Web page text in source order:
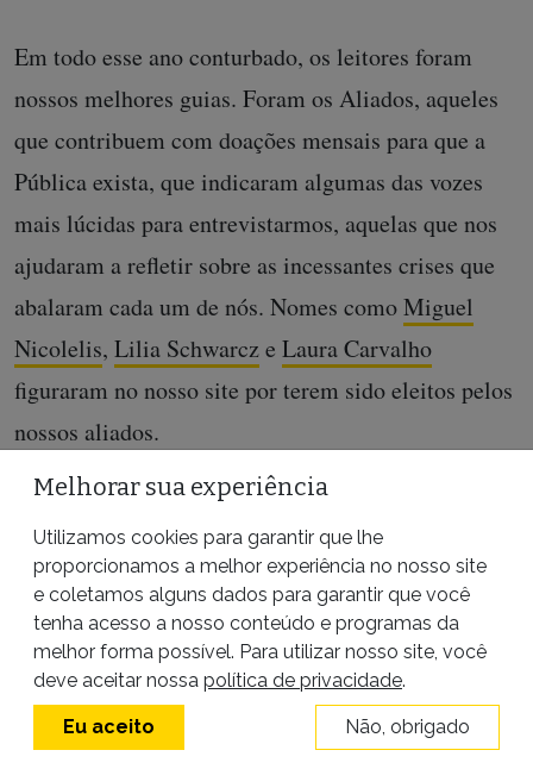
Em todo esse ano conturbado, os leitores foram
nossos melhores guias. Foram os Aliados, aqueles
que contribuem com doações mensais para que a
Pública exista, que indicaram algumas das vozes
mais lúcidas para entrevistarmos, aquelas que nos
ajudaram a refletir sobre as incessantes crises que
abalaram cada um de nós. Nomes comoMiguel
Nicolelis, Lilia Schwarcze Laura Carvalho
figuraram no nosso site por terem sido eleitos pelos
nossos aliados.
Diante de tudo o que aconteceu em 2020, o próximo
ano trará pelo menos um motivo para que a equipe
da Pública olhe para trás com orgulho. Em março
de 2021, a agência, a primeira a se dedicar
totalmente ao jornalismo investigativo no país,
completa 10 anos de existência. Para marcar a data,
vamospublicar um livro
sobre aspectos cruciais
Melhorar sua experiência
Utilizamos cookies para garantir que lhe
proporcionamos a melhor experiência no nosso site
e coletamos alguns dados para garantir que você
tenha acesso a nosso conteúdo e programas da
melhor forma possível. Para utilizar nosso site, você
deve aceitar nossa política de privacidade.
Eu aceito Não, obrigado